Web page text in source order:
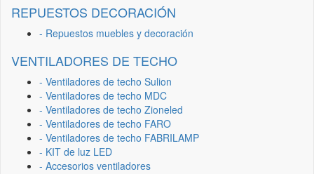
REPUESTOS DECORACIÓN
- Repuestos muebles y decoración
VENTILADORES DE TECHO
- Ventiladores de techo Sulion
- Ventiladores de techo MDC
- Ventiladores de techo Zioneled
- Ventiladores de techo FARO
- Ventiladores de techo FABRILAMP
- KIT de luz LED
- Accesorios ventiladores